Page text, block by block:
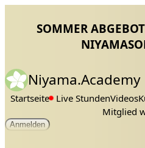
SOMMER
Niyama.Academy
Startseite Live StundenVideos
Mitglied
Anmelden